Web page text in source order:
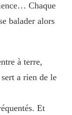
Chaque
balader alors
à terre,
a rien de le
Et